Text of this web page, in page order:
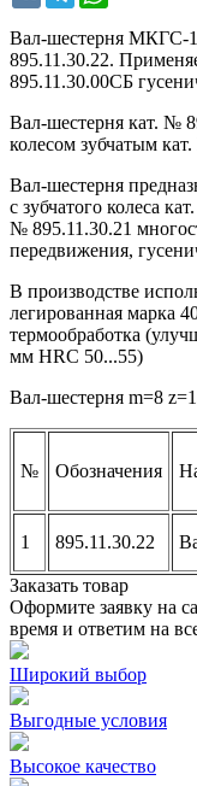
Вал-шестерня МКГС-
895.11.30.22.
895.11.30.00СБ
Вал-шестерня кат. №
колесом зубчатым
Вал-шестерня
с зубчатого колеса
№ 895.11.30.21
передвижения,
В производстве
легированная марка
термообработка
мм HRC 50...55)
Вал-шестерня m=8
№ Обозначения
1 895.11.30.22
Заказать товар
Оформите заявку на
время и ответим на
Широкий выбор
Выгодные условия
Высокое качество